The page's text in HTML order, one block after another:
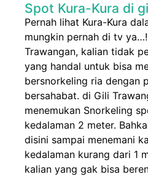
Spot Kura-Kura di
Pernah lihat Kura-Kura
mungkin pernah di tv
Trawangan, kalian tidak
yang handal untuk bisa
bersnorkeling ria dengan
bersahabat. di Gili
menemukan Snorkeling
kedalaman 2 meter.
disini sampai menemani
kedalaman kurang dari 1
kalian yang gak bisa